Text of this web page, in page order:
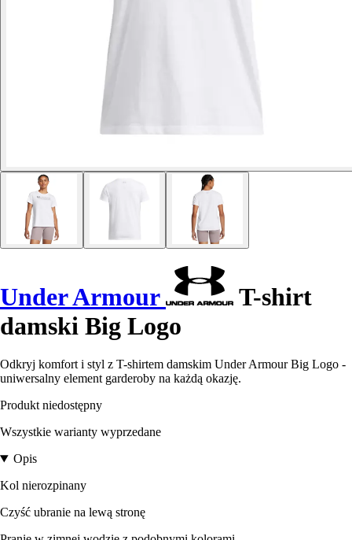
Under Armour
T-shirt
damski Big Logo
Odkryj komfort i styl z T-shirtem damskim Under Armour Big Logo -
uniwersalny element garderoby na każdą okazję.
Produkt niedostępny
Wszystkie warianty wyprzedane
Opis
Kol nierozpinany
Czyść ubranie na lewą stronę